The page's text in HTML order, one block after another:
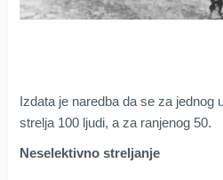
Izdata je naredba da se za jednog
strelja 100 ljudi, a za ranjenog 50.
Neselektivno streljanje